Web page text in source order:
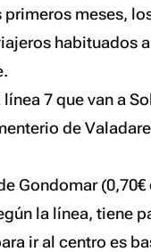
meses,
habituados
7 que van a
de
Gondomar
la línea, tiene
ir al centro es